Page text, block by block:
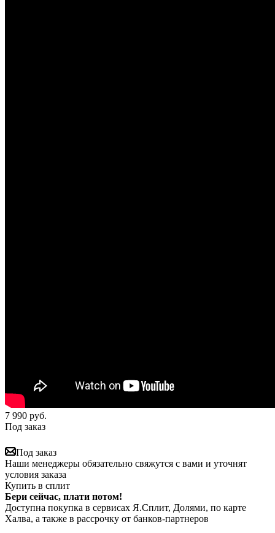
7 990 руб.
Под заказ
Под заказ
Наши менеджеры обязательно свяжутся с вами и уточнят
условия заказа
Купить в сплит
Бери сейчас, плати потом!
Доступна покупка в сервисах Я.Сплит, Долями, по карте
Халва, а также в рассрочку от банков-партнеров